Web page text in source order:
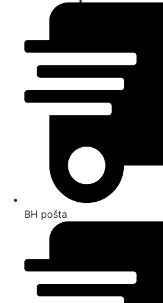
BH pošta